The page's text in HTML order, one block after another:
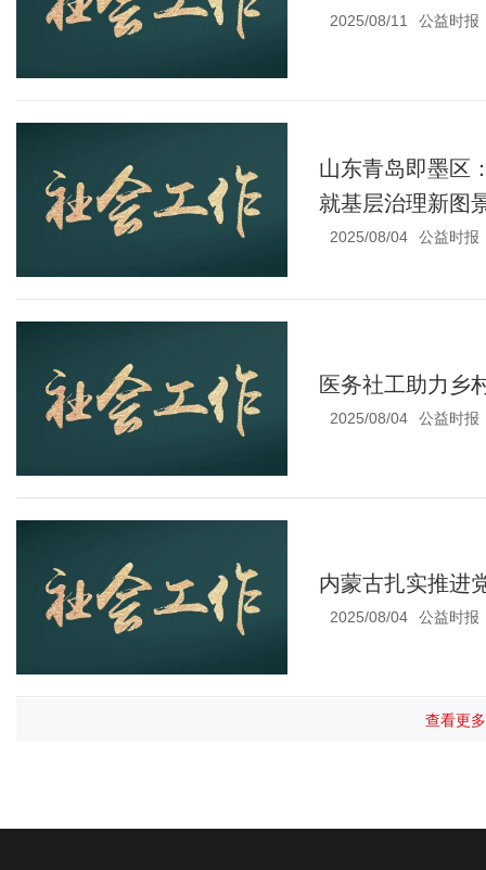
2025/08/11 公益时报
山东青岛即墨区
就基层治理新图
2025/08/04 公益时报
医务社工助力乡
2025/08/04 公益时报
内蒙古扎实推进
2025/08/04 公益时报
查看更多